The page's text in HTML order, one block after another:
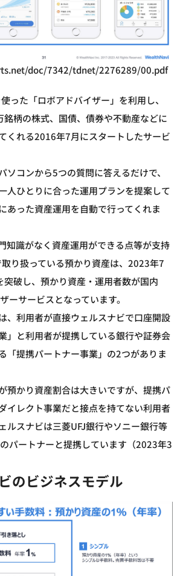
doc/7342/tdnet/2276289/00.pdf
った「ロボアドバイザー」を利用し、
柄の株式、国債、債券や不動産などに
くれる2016年7月にスタートしたサービ
ソコンから5つの質問に答えるだけで、
人ひとりに合った運用プランを提案して
あった資産運用を自動で行ってくれま
知識がなく資産運用ができる点等が支持
り扱っている預かり資産は、2023年7
破し、預かり資産・運用者数が国内
ーサービスとなっています。
、利用者が直接ウェルスナビで口座開設
」と利用者が提携している銀行や証券会
「提携パートナー事業」の2つがありま
預かり資産割合は大きいですが、提携パ
イレクト事業だと接点を持てない利用者
ルスナビは三菱UFJ銀行やソニー銀行等
パートナーと提携しています（2023年3
のビジネスモデル